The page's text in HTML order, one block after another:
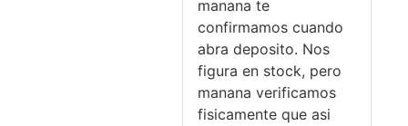
manana te
confirmamos cuando
abra deposito. Nos
figura en stock, pero
manana verificamos
fisicamente que asi